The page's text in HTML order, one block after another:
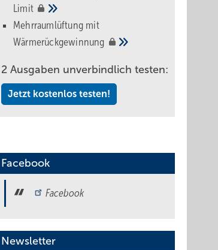
Limit
Mehrraumlüftung mit
Wärmerückgewinnung
2 Ausgaben unverbindlich testen:
Jetzt kostenlos testen!
Facebook
Facebook
Newsletter